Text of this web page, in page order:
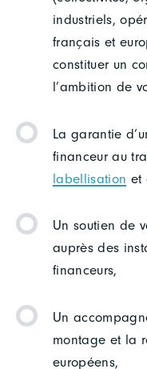
industriels,
français et
constituer un
l’ambition de
La garantie
financeur au
labellisation et
Un soutien de
auprès des
financeurs,
Un
montage et la
européens,